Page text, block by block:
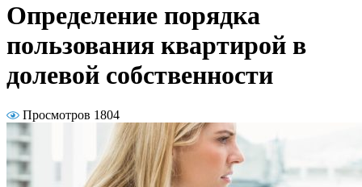
Определение порядка
пользования квартирой в
долевой собственности
Просмотров 1804